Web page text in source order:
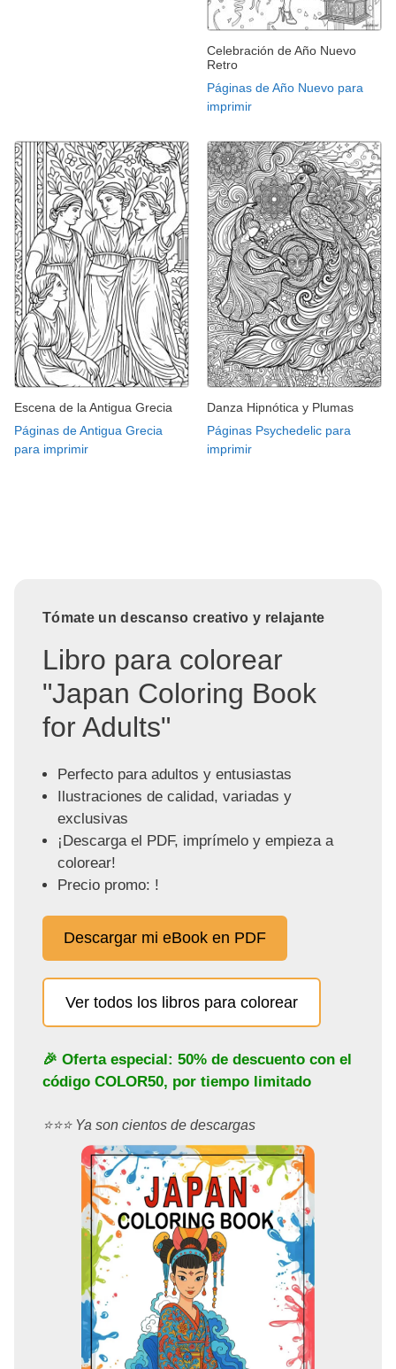
Celebración de Año Nuevo
Retro
Páginas de Año Nuevo para
imprimir
Escena de la Antigua Grecia
Páginas de Antigua Grecia
para imprimir
Danza Hipnótica y Plumas
Páginas Psychedelic para
imprimir
Tómate un descanso creativo y relajante
Libro para colorear
"Japan Coloring Book
for Adults"
Perfecto para adultos y entusiastas
Ilustraciones de calidad, variadas y
exclusivas
¡Descarga el PDF, imprímelo y empieza a
colorear!
Precio promo: !
Descargar mi eBook en PDF
Ver todos los libros para colorear
🎉 Oferta especial: 50% de descuento con el
código COLOR50, por tiempo limitado
⭐️⭐️⭐️ Ya son cientos de descargas